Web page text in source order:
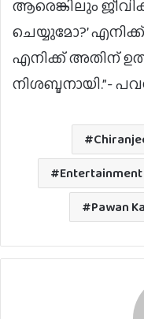
ആരെങ്കിലും
ചെയ്യുമോ?’
എനിക്ക് അതിന്
നിശബ്ദനായി.”-
Entertainment
Pawan